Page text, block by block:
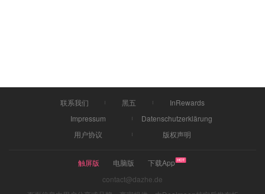
联系我们 黑五
InRewards
Impressum
Datenschutzerklärung
用户协议
版权声明
触屏版 电脑版
下载App
contact@dazhe.de